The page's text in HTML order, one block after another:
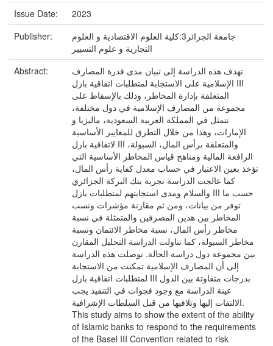
Issue Date:
2023
Publisher:
جامعة الجزائر3:كلية العلوم الاقتصادية و العلوم
التجارية و علوم التسيير
Abstract:
تهدف هذه الدراسة إلى تبيان مدى قدرة المصارف
الإسلامية على الاستجابة لمتطلبات اتفاقية بازل III
المتعلقة بإدارة المخاطر، وذلك بالإسقاط على
مجموعة من المصارف الإسلامية في دول مختلفة،
تتمثل في المملكة العربية السعودية، ماليزيا و
الإمارات، وهذا من خلال التطرق للمعايير الأساسية
لاتفاقية بازل III والمتعلقة برأس المال، السيولة،
الرافعة المالية ومناهج قياس المخاطر الأساسية التي
تؤخذ بعين الاعتبار في حساب معدل كفاية رأس المال،
كما عالجت الدراسة تجربة بنك البركة الجزائري
والسلام ومدى استجابتهم لمتطلبات بازل III حسب ما
توفر من بيانات، ومن ثم مقارنة مؤشرات ونسب
المخاطر بين هذين المصرفين والمتمثلة في نسبة
مخاطر رأس المال، نسبة مخاطر الائتمان ونسبة
مخاطر السيولة، كما تناولت الدراسة التحليل المقارن
بين مجموعة دول دراسة الحالة. توصلت هذه الدراسة
إلى أن المصارف الإسلامية تمكنت من الاستجابة
لمتطلبات اتفاقية بازل III بدرجات متفاوتة بين الدول
عينة الدراسة مع وجود فجوات في التنفيذ يجب
الالتفات إليها وتلافيها من قبل السلطات الإشرافية.
This study aims to show the extent of the ability
of Islamic banks to respond to the requirements
of the Basel III Convention related to risk